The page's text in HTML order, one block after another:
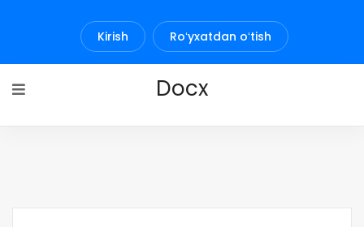
Kirish Roʻyxatdan oʻtish
Docx